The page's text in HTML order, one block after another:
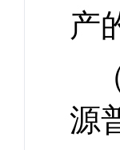
产
源